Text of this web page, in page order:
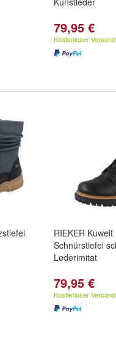
79,95 €
Kostenloser Versand
RIEKER Kuweit
Schnürstiefel
Lederimitat
79,95 €
Kostenloser Versand